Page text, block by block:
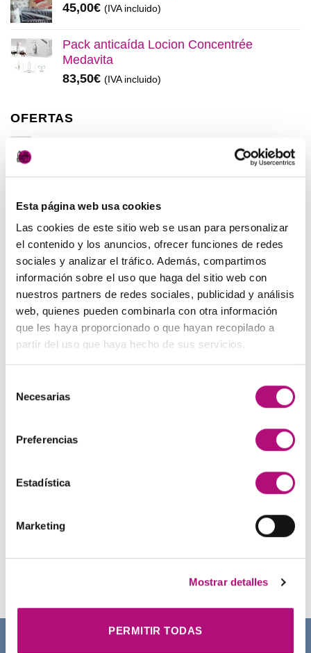
Esta página web usa cookies
Las cookies de este sitio web se usan para personalizar
el contenido y los anuncios, ofrecer funciones de redes
sociales y analizar el tráfico. Además, compartimos
información sobre el uso que haga del sitio web con
nuestros partners de redes sociales, publicidad y análisis
web, quienes pueden combinarla con otra información
que les haya proporcionado o que hayan recopilado a
partir del uso que haya hecho de sus servicios.
Necesarias
Preferencias
Estadística
Marketing
Mostrar detalles
PERMITIR TODAS
48,00€.45,00€.
45,00€ (IVA incluido)
Pack anticaída Locion Concentrée
Medavita
83,50€ (IVA incluido)
OFERTAS
Elisièr Instant Bond Tratamiento
precio
era:
137,00€.
es:
130,00€.
Elisièr Tratamiento Instantaneo 50ml
48,00€ El
precio
original
era:
45,00€El
precio
actual
(IVA incluido)
Paleta de Maquillaje Avon
32,99€ El
precio
original
era:
28,50€El
precio
actual
es:
(IVA incluido)
Maquíllate
11,99€ El
precio
8,50 €El
precio
MEJOR VALORADOS
Pendientes Negro
22,50
Champú Curl Adict Medavita